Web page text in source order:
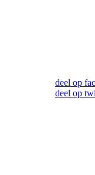
deel op
deel op